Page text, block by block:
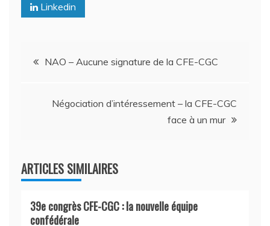
Linkedin
Navigation
NAO – Aucune signature de la CFE-CGC
Négociation d’intéressement – la CFE-CGC
face à un mur
ARTICLES SIMILAIRES
39e congrès CFE-CGC : la nouvelle équipe
confédérale